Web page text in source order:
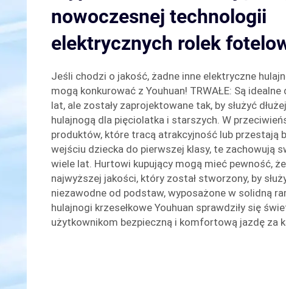
nowoczesnej technologii
elektrycznych rolek
Jeśli chodzi o jakość, żadne inne elektryczne
mogą konkurować z Youhuan! TRWAŁE: Są
lat, ale zostały zaprojektowane tak, by służyć
hulajnogą dla pięciolatka i starszych. W
produktów, które tracą atrakcyjność lub przestają
wejściu dziecka do pierwszej klasy, te zachowują
wiele lat. Hurtowi kupujący mogą mieć pewność,
najwyższej jakości, który został stworzony, by
niezawodne od podstaw, wyposażone w solidną
hulajnogi krzesełkowe Youhuan sprawdziły się
użytkownikom bezpieczną i komfortową jazdę za